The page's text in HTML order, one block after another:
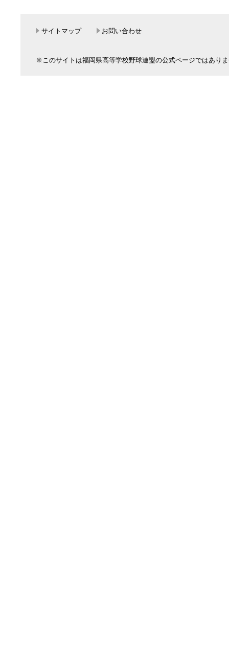
サイトマップ お問い合わせ
※このサイトは福岡県高等学校野球連盟の公式ページではあり